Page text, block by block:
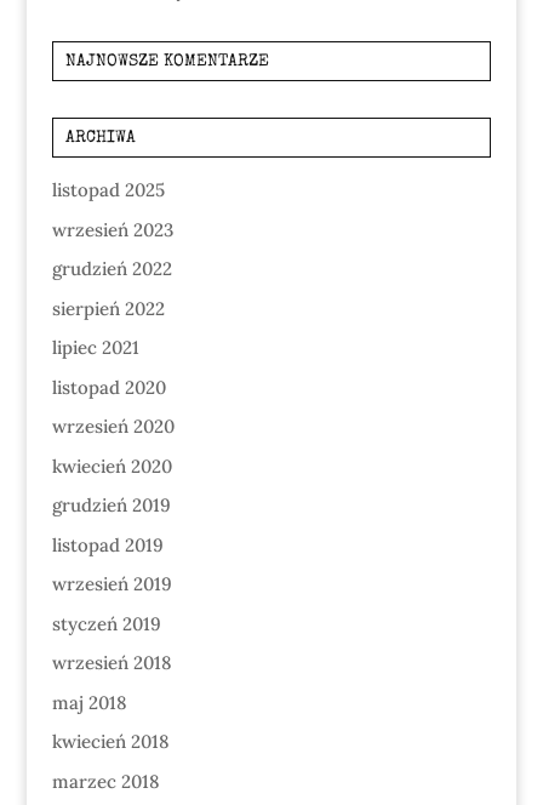
NAJNOWSZE KOMENTARZE
ARCHIWA
listopad 2025
wrzesień 2023
grudzień 2022
sierpień 2022
lipiec 2021
listopad 2020
wrzesień 2020
kwiecień 2020
grudzień 2019
listopad 2019
wrzesień 2019
styczeń 2019
wrzesień 2018
maj 2018
kwiecień 2018
marzec 2018